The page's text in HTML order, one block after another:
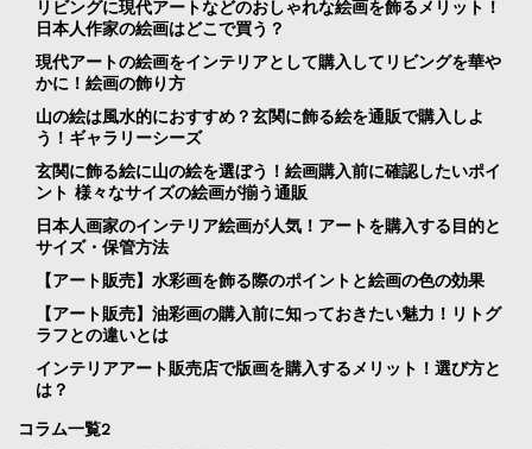
リビングに現代アートなどのおしゃれな絵画を飾るメリット！
日本人作家の絵画はどこで買う？
現代アートの絵画をインテリアとして購入してリビングを華や
かに！絵画の飾り方
山の絵は風水的におすすめ？玄関に飾る絵を通販で購入しよ
う！ギャラリーシーズ
玄関に飾る絵に山の絵を選ぼう！絵画購入前に確認したいポイ
ント 様々なサイズの絵画が揃う通販
日本人画家のインテリア絵画が人気！アートを購入する目的と
サイズ・保管方法
【アート販売】水彩画を飾る際のポイントと絵画の色の効果
【アート販売】油彩画の購入前に知っておきたい魅力！リトグ
ラフとの違いとは
インテリアアート販売店で版画を購入するメリット！選び方と
は？
コラム一覧2